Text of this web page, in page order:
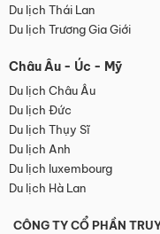
Du lịch Thái Lan
Du lịch Trương Gia Giới
Châu Âu - Úc - Mỹ
Du lịch Châu Âu
Du lịch Đức
Du lịch Thụy Sĩ
Du lịch Anh
Du lịch luxembourg
Du lịch Hà Lan
CÔNG TY CỔ PHẦN